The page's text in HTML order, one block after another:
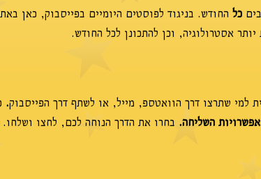
כל החודש. בניגוד לפוסטים היומיים בפייסבוק, כאן
אסטרולוגיה, וכן להתכונן לכל החודש.
למי שתרצו דרך הוואטספ, מייל, או לשתף דרך הפייסבוק.
השליחה. בחרו את הדרך הנוחה לכם, לחצו ושלחו.